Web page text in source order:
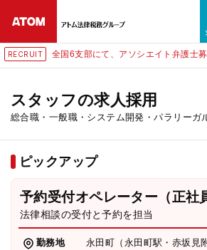
全国6支部にて、アソシエイト弁護士募集（年俸
スタッフの求人採用
総合職・一般職・システム開発・パラリーガ
ピックアップ
予約受付オペレーター（正社
法律相談の受付と予約を担当
勤務地
永田町（永田町駅・赤坂見
24時間365日全国対
無料相談窓口はこちら
ホーム
取扱分野